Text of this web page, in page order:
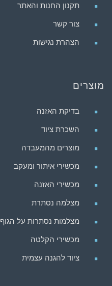
תקנון החנות והאתר
צור קשר
הצהרת נגישות
מוצרים
בדיקת האזנה
השכרת ציוד
מוצרים מהמעבדה
מכשירי איתור ומעקב
מכשירי האזנה
מצלמה נסתרת
מצלמות נסתרות על הגוף
מכשירי הקלטה
ציוד להגנה עצמית